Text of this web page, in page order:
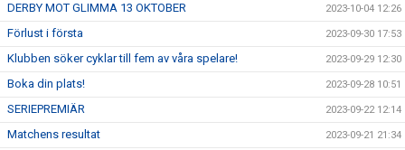
DERBY MOT GLIMMA 13 OKTOBER 2023-10-04 12:26
Förlust i första 2023-09-30 17:53
Klubben söker cyklar till fem av våra spelare! 2023-09-29 12:30
Boka din plats! 2023-09-28 10:51
SERIEPREMIÄR 2023-09-22 12:14
Matchens resultat 2023-09-21 21:34